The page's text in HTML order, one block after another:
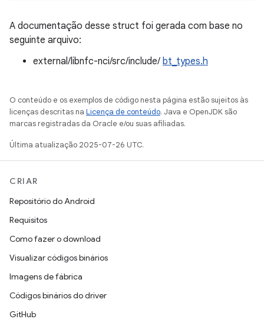
A documentação desse struct foi gerada com base no
seguinte arquivo:
external/libnfc-nci/src/include/ bt_types.h
O conteúdo e os exemplos de código nesta página estão sujeitos às
licenças descritas na Licença de conteúdo. Java e OpenJDK são
marcas registradas da Oracle e/ou suas afiliadas.
Última atualização 2025-07-26 UTC.
CRIAR
Repositório do Android
Requisitos
Como fazer o download
Visualizar códigos binários
Imagens de fábrica
Códigos binários do driver
GitHub